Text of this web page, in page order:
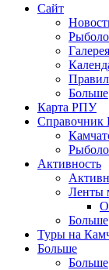
Сайт
Галерея
Больше
Карта РПУ
Справочник
Активность
Ленты
Больше
Туры на
Больше
Больше